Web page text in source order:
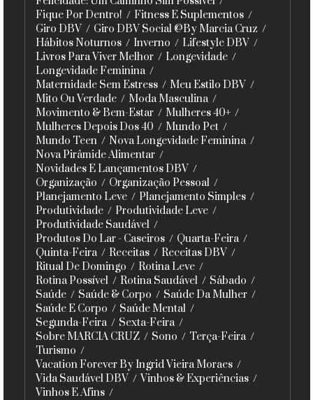
Fique Por Dentro!
Fitness E Suplementos
Giro DBV
Giro DBV Social @By Marcia Cruz
Hábitos Noturnos
Inverno
Lifestyle DBV
Livros Para Viver Melhor
Longevidade
Longevidade Feminina
Maternidade Sem Estress
Meu Estilo DBV
Mito Ou Verdade
Moda Masculina
Movimento & Bem-Estar
Mulheres 40+
Mulheres Depois Dos 40
Mundo Pet
Mundo Teen
Nova Longevidade Feminina
Nova Pirâmide Alimentar
Novidades E Lançamentos DBV
Organização
Organização Pessoal
Planejamento Leve
Planejamento Simples
Produtividade
Produtividade Leve
Produtividade Saudável
Produtos Do Lar - Caseiros
Quarta-Feira
Quinta-Feira
Receitas
Receitas DBV
Ritual De Domingo
Rotina Leve
Rotina Possível
Rotina Saudável
Sábado
Saúde
Saúde & Corpo
Saúde Da Mulher
Saúde E Corpo
Saúde Mental
Segunda-Feira
Sexta-Feira
Sobre MARCIA CRUZ
Sono
Terça-Feira
Turismo
Vacation Forever By Ingrid Vieira Moraes
Vida Saudável DBV
Vinhos & Experiências
Vinhos E Afins